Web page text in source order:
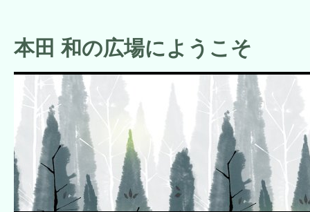
テ
ン
本田 和の広場にようこそ